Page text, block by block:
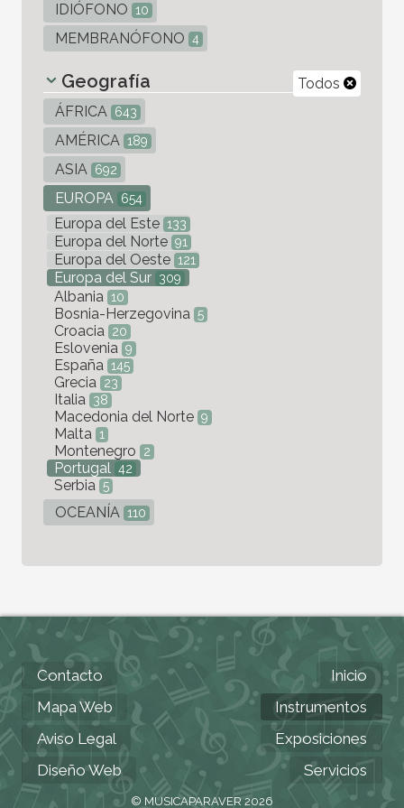
IDIÓFONO 10
MEMBRANÓFONO 4
Todos
Geografía
ÁFRICA 643
AMÉRICA 189
ASIA 692
EUROPA 654
Europa del Este 133
Europa del Norte 91
Europa del Oeste 121
Europa del Sur 309
Albania 10
Bosnia-Herzegovina 5
Croacia 20
Eslovenia 9
España 145
Grecia 23
Italia 38
Macedonia del Norte 9
Malta 1
Montenegro 2
Portugal 42
Serbia 5
OCEANÍA 110
Contacto
Mapa Web
Aviso Legal
Diseño Web
Inicio
Instrumentos
Exposiciones
Servicios
© MUSICAPARAVER 2026